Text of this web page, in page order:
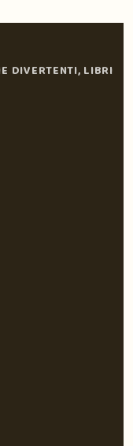
DIVERTENTI, LIBRI